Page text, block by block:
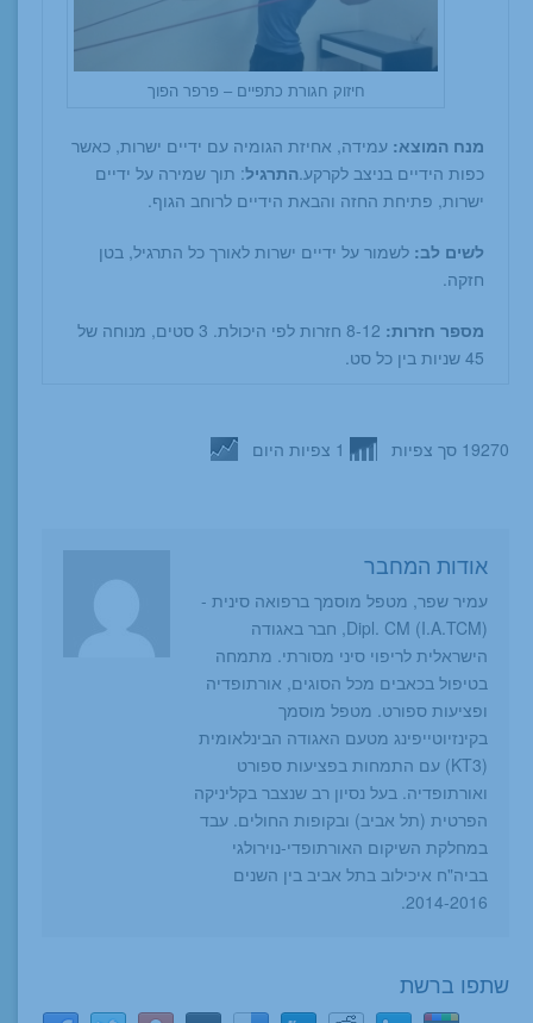
חיזוק חגורת כתפיים – פרפר הפוך
מנח המוצא: עמידה, אחיזת הגומיה עם ידיים ישרות, כאשר
כפות הידיים בניצב לקרקע.התרגיל: תוך שמירה על ידיים
ישרות, פתיחת החזה והבאת הידיים לרוחב הגוף.
לשים לב: לשמור על ידיים ישרות לאורך כל התרגיל, בטן
חזקה.
מספר חזרות:
8-12 חזרות לפי היכולת. 3 סטים, מנוחה של
45 שניות בין כל סט.
19270 סך צפיות 1 צפיות היום
אודות המחבר
עמיר שפר, מטפל מוסמך ברפואה סינית -
Dipl. CM (I.A.TCM), חבר באגודה
הישראלית לריפוי סיני מסורתי. מתמחה
בטיפול בכאבים מכל הסוגים, אורתופדיה
ופציעות ספורט. מטפל מוסמך
בקינזיוטייפינג מטעם האגודה הבינלאומית
(KT3) עם התמחות בפציעות ספורט
ואורתופדיה. בעל נסיון רב שנצבר בקליניקה
הפרטית (תל אביב) ובקופות החולים. עבד
במחלקת השיקום האורתופדי-נוירולגי
בביה"ח איכילוב בתל אביב בין השנים
2014-2016.
שתפו ברשת